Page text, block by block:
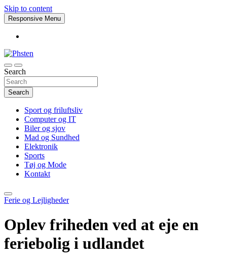
Skip to content
Responsive Menu
Phsten
Search
Search
Sport og friluftsliv
Computer og IT
Biler og sjov
Mad og Sundhed
Elektronik
Sports
Tøj og Mode
Kontakt
Ferie og Lejligheder
Oplev friheden ved at eje en
feriebolig i udlandet